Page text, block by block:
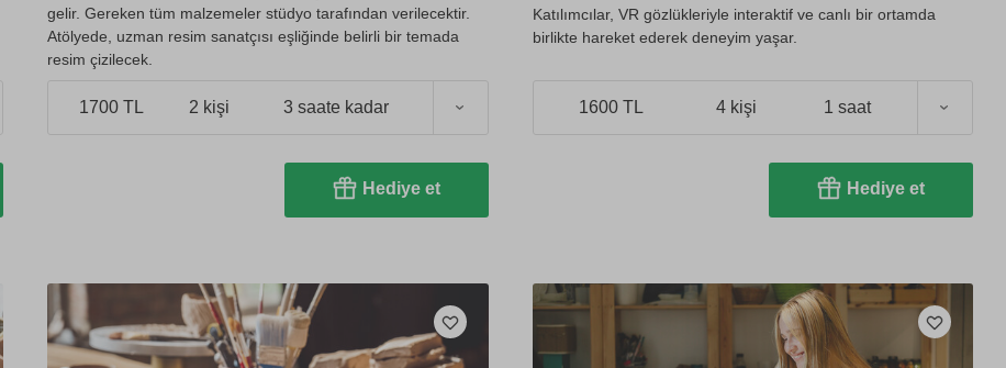
gelir. Gereken tüm malzemeler stüdyo tarafından verilecektir.
Atölyede, uzman resim sanatçısı eşliğinde belirli bir temada
resim çizilecek.
1700 TL 2 kişi 3 saate kadar
Hediye et
Katılımcılar, VR gözlükleriyle interaktif ve canlı bir ortamda
birlikte hareket ederek deneyim yaşar.
1600 TL 4 kişi 1 saat
Hediye et